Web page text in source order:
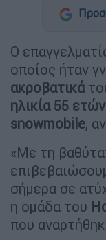
Ο
οποίος ήταν
ακροβατικά
ηλικία 55 ετών
snowmobile,
«Με τη
σήμερα σε
η ομάδα του
που